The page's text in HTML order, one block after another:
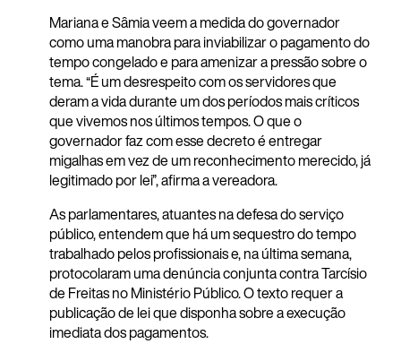
Mariana e Sâmia veem a medida do governador
como uma manobra para inviabilizar o pagamento do
tempo congelado e para amenizar a pressão sobre o
tema. “É um desrespeito com os servidores que
deram a vida durante um dos períodos mais críticos
que vivemos nos últimos tempos. O que o
governador faz com esse decreto é entregar
migalhas em vez de um reconhecimento merecido, já
legitimado por lei”, afirma a vereadora.
As parlamentares, atuantes na defesa do serviço
público, entendem que há um sequestro do tempo
trabalhado pelos profissionais e, na última semana,
protocolaram uma denúncia conjunta contra Tarcísio
de Freitas no Ministério Público. O texto requer a
publicação de lei que disponha sobre a execução
imediata dos pagamentos.